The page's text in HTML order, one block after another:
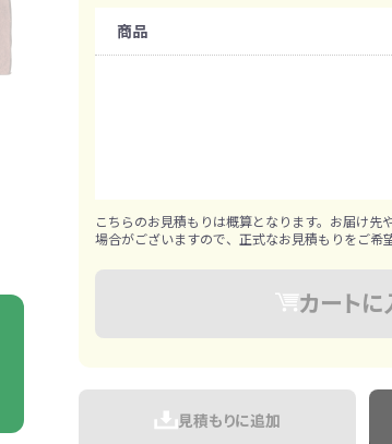
購入条件
注文可能
商品
こちらのお見積もりは概算となります。お届け先
場合がございますので、正式なお見積もりをご希
カート
見積もりに追加